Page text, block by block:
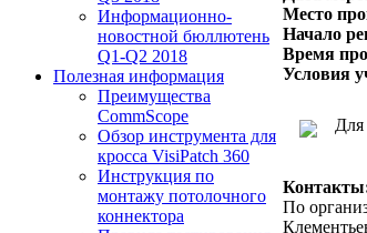
Информационно-
новостной бюллютень
Q1-Q2 2018
Полезная информация
Преимущества
CommScope
Обзор инструмента для
кросса VisiPatch 360
Инструкция по
монтажу потолочного
коннектора
Место
Начало
Время
Условия
Для
По